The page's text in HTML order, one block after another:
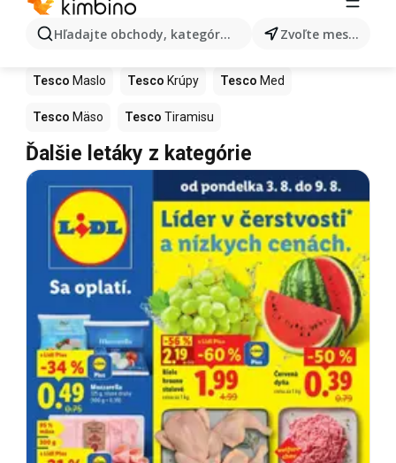
Hľadajte obchody, kategórie, produkty... Zvoľte mesto
Ďalšie produkty v obchodoch Tesco
Tesco Pizza Tesco Kiwi Mango
Tesco Maslo Tesco Krúpy Tesco Med
Tesco Mäso Tesco Tiramisu
Ďalšie letáky z kategórie